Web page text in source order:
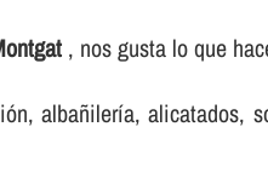
, nos gusta lo que
albañilerí­a, alicatados,